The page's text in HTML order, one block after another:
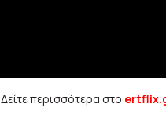
Δείτε περισσότερα στο